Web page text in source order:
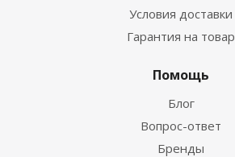
Условия доставки
Гарантия на товар
Помощь
Блог
Вопрос-ответ
Бренды